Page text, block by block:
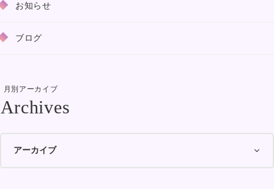
お知らせ
ブログ
月別アーカイブ